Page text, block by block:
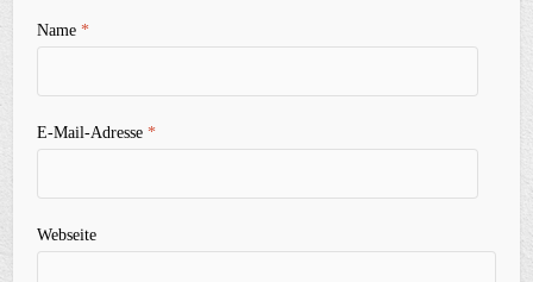
Name*
E-Mail-Adresse*
Webseite